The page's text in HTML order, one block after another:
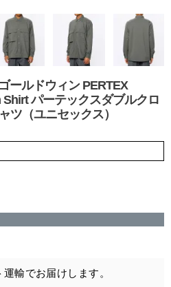
ールドウィン PERTEX
パーテックスダブルクロ
ツ（ユニセックス）
運輸でお届けします。